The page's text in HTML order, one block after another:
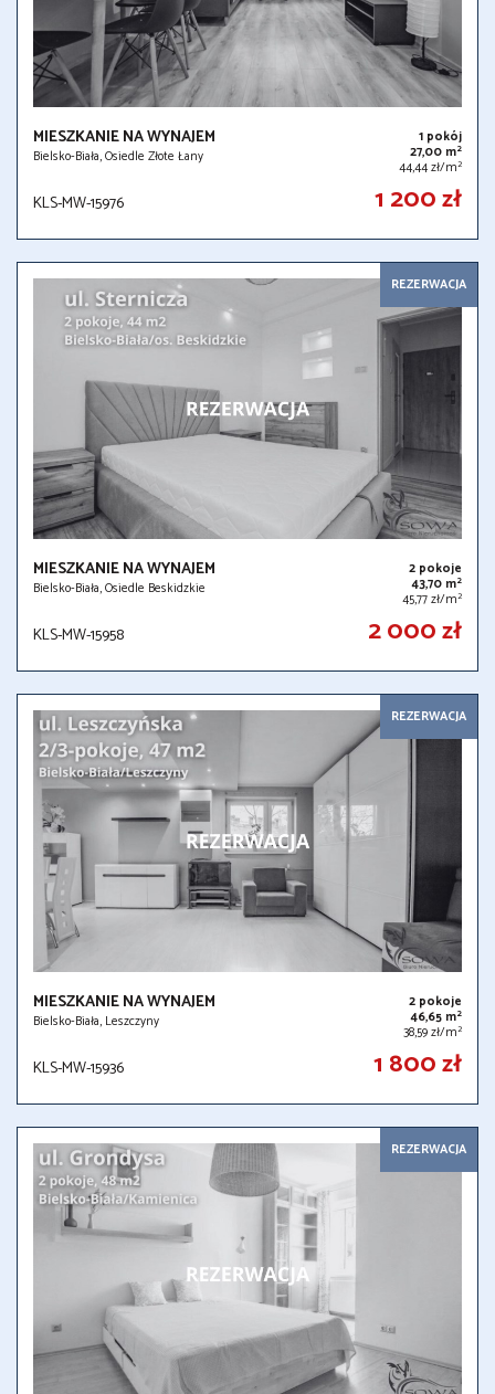
MIESZKANIE NA WYNAJEM
Bielsko-Biała, Osiedle Złote Łany
1 pokój
27,00 m2
44,44 zł/m2
KLS-MW-15976 1 200 zł
REZERWACJA
MIESZKANIE NA WYNAJEM
Bielsko-Biała, Osiedle Beskidzkie
2 pokoje
43,70 m2
45,77 zł/m2
KLS-MW-15958 2 000 zł
REZERWACJA
MIESZKANIE NA WYNAJEM
Bielsko-Biała, Leszczyny
2 pokoje
46,65 m2
38,59 zł/m2
KLS-MW-15936 1 800 zł
REZERWACJA